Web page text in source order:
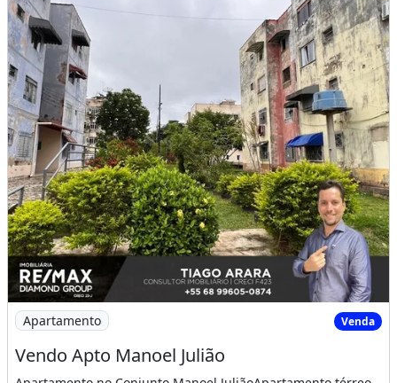
Imagem: Vendo Apto Manoel Julião
Apartamento Venda
Vendo Apto Manoel Julião